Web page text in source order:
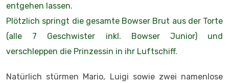
entgehen lassen.
Plötzlich springt die gesamte Bowser Brut aus der Torte
(alle 7 Geschwister inkl. Bowser Junior) und
verschleppen die Prinzessin in ihr Luftschiff.
Natürlich stürmen Mario, Luigi sowie zwei namenlose